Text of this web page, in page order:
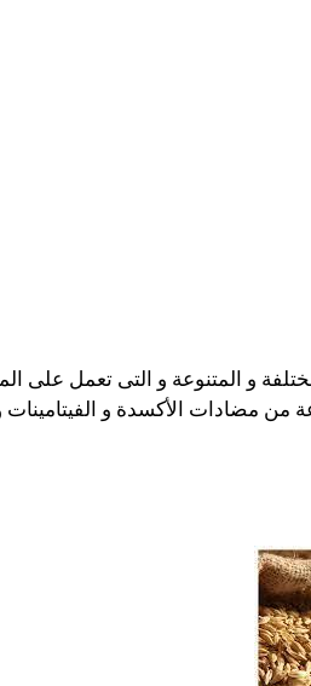
و المتنوعة و التى تعمل
مضادات الأكسدة و الفيتامينات